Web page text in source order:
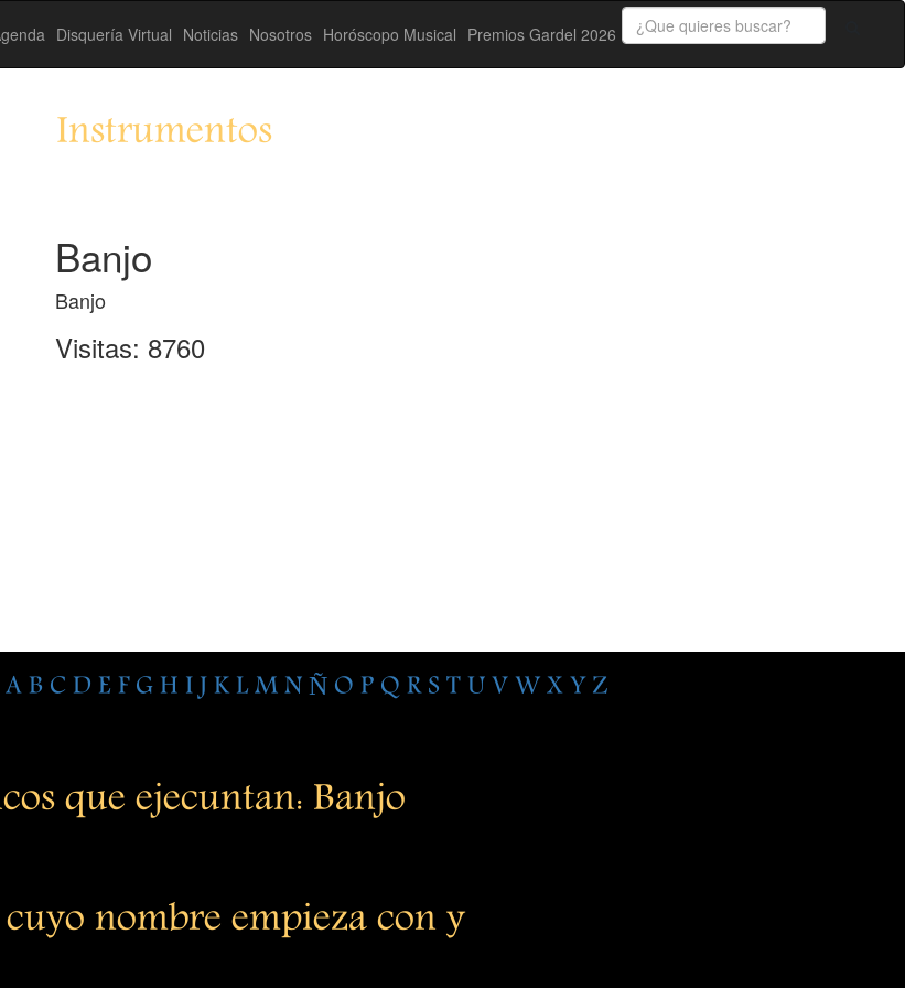
Disquería Virtual Noticias Nosotros Horóscopo Musical Premios Gardel 2026
Instrumentos
Banjo
Banjo
Visitas: 8760
A B C D E F G H I J K L M N Ñ O P Q R S T U V W X Y Z
que ejecuntan: Banjo
nombre empieza con y